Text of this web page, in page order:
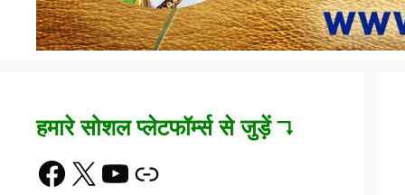
हमारे सोशल प्लेटफॉर्म्स से जुड़ें ↴
Facebook
X YouTube
Link